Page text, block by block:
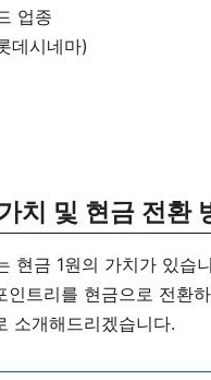
업종
데시네마)
치 및 현금 전환
현금 1원의 가치가 있습
인트리를 현금으로 전환
소개해드리겠습니다.